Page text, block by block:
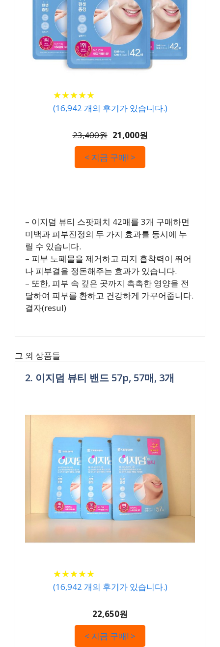
★★★★★
★★★★★
(16,942 개의 후기가 있습니다.)
23,400원 21,000원
< 지금 구매! >
– 이지덤 뷰티 스팟패치 42매를 3개 구매하면
미백과 피부진정의 두 가지 효과를 동시에 누
릴 수 있습니다.
– 피부 노폐물을 제거하고 피지 흡착력이 뛰어
나 피부결을 정돈해주는 효과가 있습니다.
– 또한, 피부 속 깊은 곳까지 촉촉한 영양을 전
달하여 피부를 환하고 건강하게 가꾸어줍니다.
결자(resul)
그 외 상품들
2. 이지덤 뷰티 밴드 57p, 57매, 3개
★★★★★
★★★★★
(16,942 개의 후기가 있습니다.)
22,650원
< 지금 구매! >